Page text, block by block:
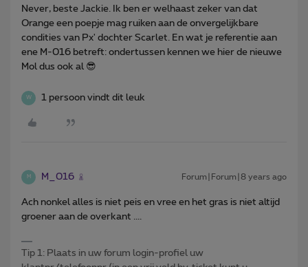
Never, beste Jackie. Ik ben er welhaast zeker van dat
Orange een poepje mag ruiken aan de onvergelijkbare
condities van Px' dochter Scarlet. En wat je referentie aan
ene M-016 betreft: ondertussen kennen we hier de nieuwe
Mol dus ook al 😎
W 1 persoon vindt dit leuk
M M_016 Forum|Forum|8 years ago
Ach nonkel alles is niet peis en vree en het gras is niet altijd
groener aan de overkant ....
Tip 1: Plaats in uw forum login-profiel uw